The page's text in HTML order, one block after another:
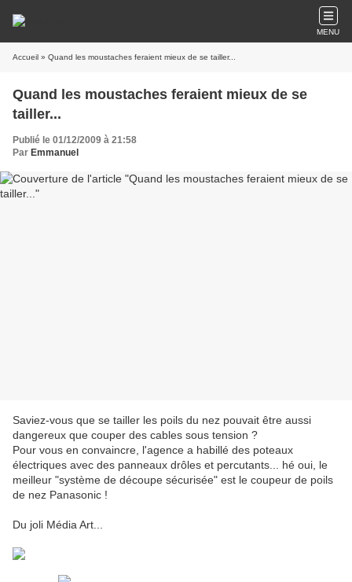
MENU
Accueil » Quand les moustaches feraient mieux de se tailler...
Quand les moustaches feraient mieux de se
tailler...
Publié le 01/12/2009 à 21:58
Par Emmanuel
Saviez-vous que se tailler les poils du nez pouvait être aussi
dangereux que couper des cables sous tension ?
Pour vous en convaincre, l'agence a habillé des poteaux
électriques avec des panneaux drôles et percutants... hé oui, le
meilleur "système de découpe sécurisée" est le coupeur de poils
de nez Panasonic !
Du joli Média Art...